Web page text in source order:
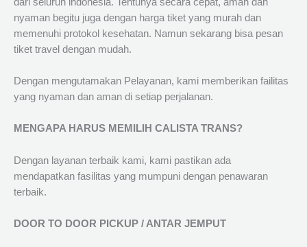
nyaman begitu juga dengan harga tiket yang murah dan
memenuhi protokol kesehatan. Namun sekarang bisa pesan
tiket travel dengan mudah.
Dengan mengutamakan Pelayanan, kami memberikan failitas
yang nyaman dan aman di setiap perjalanan.
MENGAPA HARUS MEMILIH CALISTA TRANS?
Dengan layanan terbaik kami, kami pastikan ada
mendapatkan fasilitas yang mumpuni dengan penawaran
terbaik.
DOOR TO DOOR PICKUP / ANTAR JEMPUT